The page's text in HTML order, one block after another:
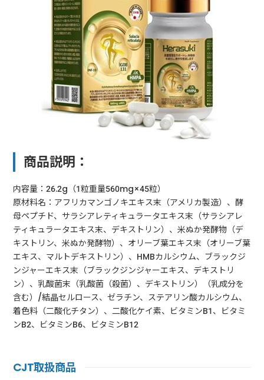
商品説明：
内容量：26.2g（1粒重量560mg×45粒）
原材料名：アフリカマンゴノキエキス末（アメリカ製造）、酵
母ペプチド、サラシアレティキュラータエキス末（サラシアレ
ティキュラータエキス末、デキストリン）、米ぬか発酵物（デ
キストリン、米ぬか発酵物）、オリーブ葉エキス末（オリーブ葉
エキス、マルトデキストリン）、HMBカルシウム、ブラックジ
ンジャーエキス末（ブラックジンジャーエキス、デキストリ
ン）、乳酸菌末（乳酸菌（殺菌）、デキストリン）（乳成分を
含む）/結晶セルロース、ゼラチン、ステアリン酸カルシウム、
着色料（二酸化チタン）、二酸化ケイ素、ビタミンB1、ビタミ
ンB2、ビタミンB6、ビタミンB12
CJT取扱商品